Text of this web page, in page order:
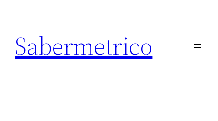
contenido
Sabermetrico